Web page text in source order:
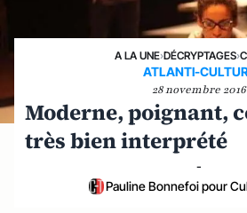
A LA UNE›DÉCRYPTAGES›
ATLANTI-
28 novembre 2016
Moderne, poignant,
très bien interprété
-
Pauline Bonnefoi pour